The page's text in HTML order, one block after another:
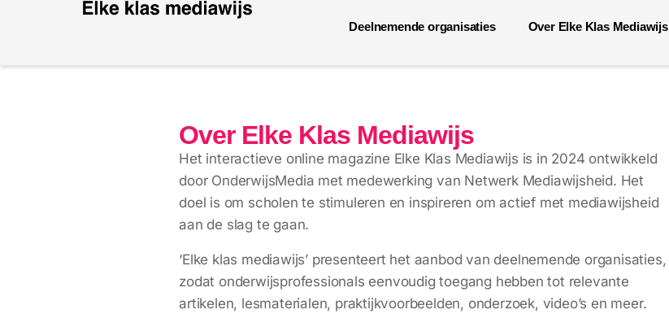
Deelnemende organisaties Over Elke Klas Mediawijs
Over Elke Klas Mediawijs
Het interactieve online magazine Elke Klas Mediawijs is in 2024 ontwikkeld
door OnderwijsMedia met medewerking van Netwerk Mediawijsheid. Het
doel is om scholen te stimuleren en inspireren om actief met mediawijsheid
aan de slag te gaan.
‘Elke klas mediawijs’ presenteert het aanbod van deelnemende organisaties,
zodat onderwijsprofessionals eenvoudig toegang hebben tot relevante
artikelen, lesmaterialen, praktijkvoorbeelden, onderzoek, video’s en meer.